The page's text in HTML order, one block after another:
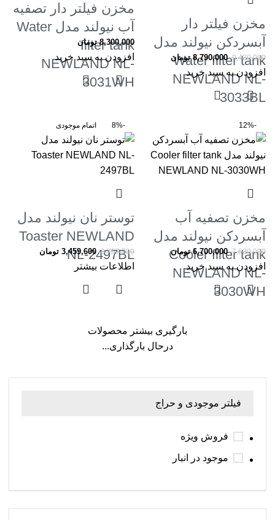
فیلتر موجودی و حراج
فروش ویژه
موجود در انبار
مخزن فیلتر دار
آبسردکن نیولند مدل
Water filter tank
NEWLAND NL-
3033BL
9,430,000
8,790,000 تومان
افزودن به سبد خرید
مخزن فیلتر دار تصفیه
آب نیولند مدل Water
filter tank
NEWLAND NL-
3031WH
8,300,000 تومان
افزودن به سبد خرید
-12%
مخزن تصفیه آب
آبسردکن نیولند مدل
Cooler filter tank
NEWLAND NL-
3030WH
7,630,000
6,700,000 تومان
افزودن به سبد خرید
-8% اتمام موجودی
توستر نان نیولند مدل
Toaster NEWLAND
NL-2497BL
3,757,700
3,459,600 تومان
اطلاعات بیشتر
بارگیری بیشتر محصولات
درحال بارگذاری...